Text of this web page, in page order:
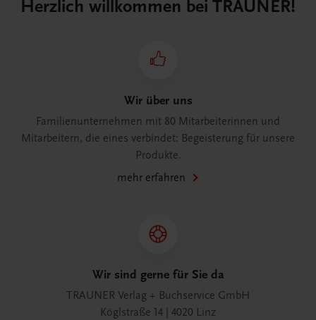
Herzlich willkommen bei TRAUNER!
Wir über uns
Familienunternehmen mit 80 Mitarbeiterinnen und
Mitarbeitern, die eines verbindet: Begeisterung für unsere
Produkte.
mehr erfahren
Wir sind gerne für Sie da
TRAUNER Verlag + Buchservice GmbH
Köglstraße 14 | 4020 Linz